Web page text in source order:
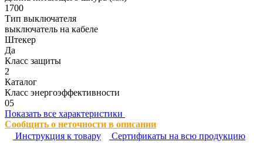
1700
Тип выключателя
выключатель на кабеле
Штекер
Да
Класс защиты
2
Каталог
Класс энергоэффективности
05
Показать все характеристики
Сообщить о неточности в описании
Инструкция к товару
Сертификаты на всю продукцию